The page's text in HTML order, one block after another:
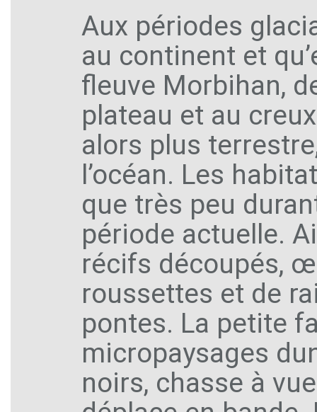
Aux périodes
au continent et
fleuve Morbihan,
plateau et au
alors plus
l’océan. Les
que très peu
période actuelle.
récifs découpés,
roussettes et de
pontes. La petite
micropaysages
noirs, chasse à